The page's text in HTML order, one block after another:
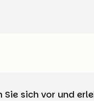
Sie sich vor und